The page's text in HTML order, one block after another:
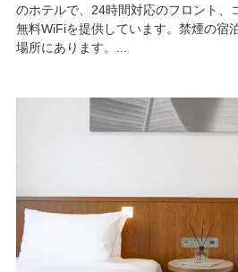
のホテルで、24時間対応のフロント、
無料WiFiを提供しています。禁煙の宿
場所にあります。...